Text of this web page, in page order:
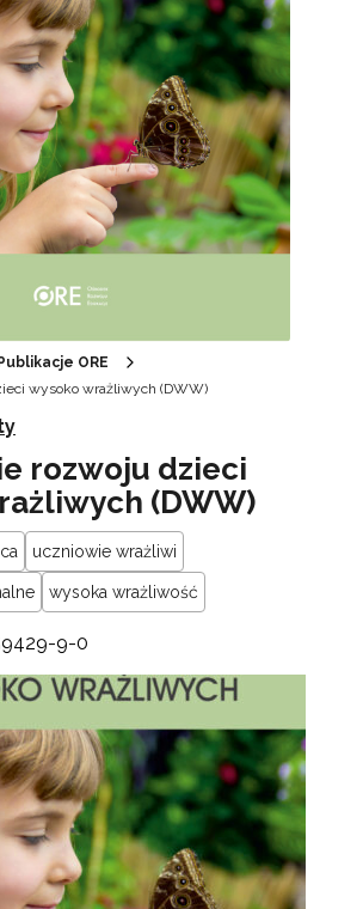
ORE
wysoko wrażliwych (DWW)
rozwoju dzieci
(DWW)
uczniowie wrażliwi
wysoka wrażliwość
9-0